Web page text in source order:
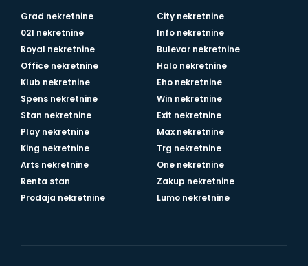
Grad nekretnine
City nekretnine
021 nekretnine
Info nekretnine
Royal nekretnine
Bulevar nekretnine
Office nekretnine
Halo nekretnine
Klub nekretnine
Eho nekretnine
Spens nekretnine
Win nekretnine
Stan nekretnine
Exit nekretnine
Play nekretnine
Max nekretnine
King nekretnine
Trg nekretnine
Arts nekretnine
One nekretnine
Renta stan
Zakup nekretnine
Prodaja nekretnine
Lumo nekretnine